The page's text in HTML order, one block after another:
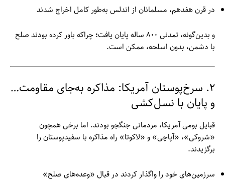
در قرن هفدهم، مسلمانان از اندلس به‌طور کامل اخراج شدند
و بدین‌گونه، تمدنی ۸۰۰ ساله پایان یافت؛ چراکه باور کرده بودند صلح
با دشمن، بدون اسلحه، ممکن است.
۲. سرخ‌پوستان آمریکا: مذاکره به‌جای مقاومت…
و پایان با نسل‌کشی
قبایل بومی آمریکا، مردمانی جنگجو بودند. اما برخی همچون
«شروکی»، «آپاچی» و «لاکوتا» راه مذاکره با سفیدپوستان را
برگزیدند.
سرزمین‌های خود را واگذار کردند در قبال «وعده‌های صلح»